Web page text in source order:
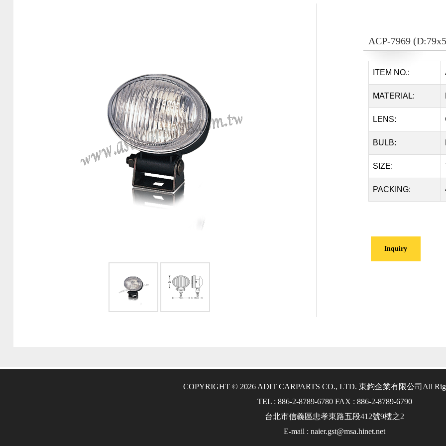
ACP-7969
ITEM NO.:
MATERIAL:
LENS:
BULB:
SIZE:
PACKING:
Inquiry
COPYRIGHT © 2026 ADIT CARPARTS CO., LTD. 東鈞企業有限公司 All
TEL : 886-2-8789-6780 FAX : 886-2-8789-6790
台北市信義區忠孝東路五段412號9樓之2
E-mail : naier.gst@msa.hinet.net